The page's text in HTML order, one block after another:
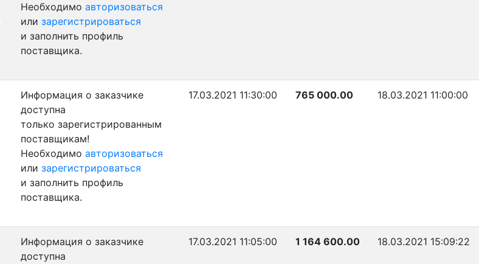
Необходимо авторизоваться
или зарегистрироваться
и заполнить профиль
поставщика.
Информация о заказчике
доступна
только зарегистрированным
поставщикам!
Необходимо авторизоваться
или зарегистрироваться
и заполнить профиль
поставщика.
17.03.2021 11:30:00 765 000.00 18.03.2021 11:00:00
Информация о заказчике
доступна
17.03.2021 11:05:00 1 164 600.00 18.03.2021 15:09:22